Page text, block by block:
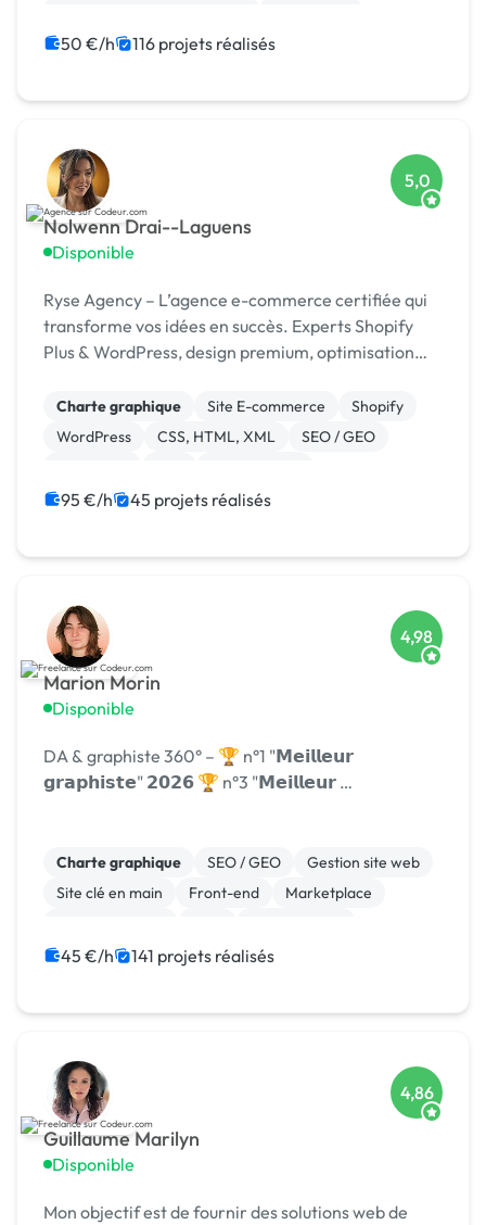
Site clé en main
Web design
50 €/h 116 projets réalisés
Nolwenn Drai--Laguens
Disponible
5,0
Ryse Agency – L’agence e-commerce certifiée qui
transforme vos idées en succès. Experts Shopify
Plus & WordPress, design premium, optimisation
Charte graphique Site E-commerce
Shopify
WordPress
CSS, HTML, XML
SEO / GEO
95 €/h 45 projets réalisés
Marion Morin
Disponible
4,98
DA & graphiste 360° – 🏆 n°1 "𝗠𝗲𝗶𝗹𝗹𝗲𝘂𝗿
𝗴𝗿𝗮𝗽𝗵𝗶𝘀𝘁𝗲" 𝟮𝟬𝟮𝟲 🏆 n°3 "𝗠𝗲𝗶𝗹𝗹𝗲𝘂𝗿 …
Charte graphique SEO / GEO
Gestion site web
Site clé en main
Front-end
Marketplace
Migration ou refonte de site
45 €/h 141 projets réalisés
Guillaume Marilyn
Disponible
4,86
Mon objectif est de fournir des solutions web de